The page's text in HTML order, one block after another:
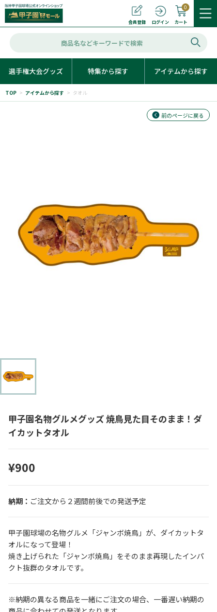
会員登録 ログイン カート
0
選手権大会グッズ 特集から探す アイテムから探す
TOP > アイテムから探す > タオル
前のページに戻る
甲子園名物グルメグッズ 焼鳥見た目そのまま！ダ
イカットタオル
¥900
ご注文から２週間前後での発送予定
甲子園球場の名物グルメ「ジャンボ焼鳥」が、ダイカットタ
オルになって登場！
焼き上げられた「ジャンボ焼鳥」をそのまま再現したインパ
クト抜群のタオルです。
※納期の異なる商品を一緒にご注文の場合、一番遅い納期の